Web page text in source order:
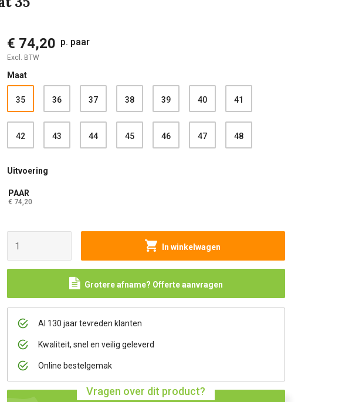
€ 74,20 p. paar
Excl. BTW
Maat
35 36 37 38 39 40 41
42 43 44 45 46 47 48
Uitvoering
PAAR
€ 74,20
In winkelwagen
Grotere afname? Offerte aanvragen
Al 130 jaar tevreden klanten
Kwaliteit, snel en veilig geleverd
Online bestelgemak
Vragen over dit product?